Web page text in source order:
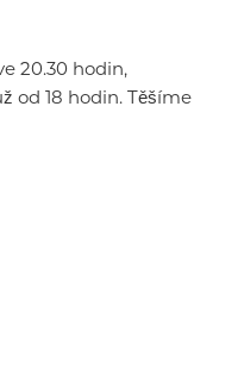
20.30 hodin,
od 18 hodin. Těšíme